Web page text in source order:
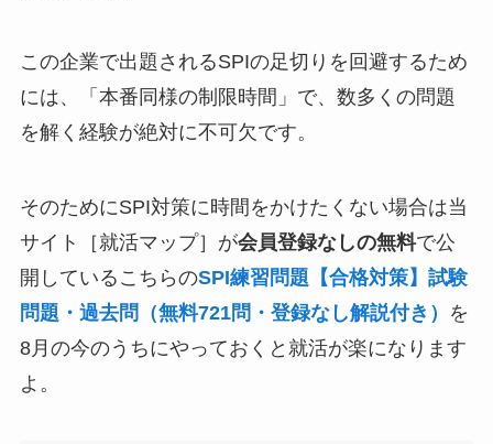
この企業で出題されるSPIの足切りを回避するため
には、「本番同様の制限時間」で、数多くの問題
を解く経験が絶対に不可欠です。
そのためにSPI対策に時間をかけたくない場合は当
サイト［就活マップ］が会員登録なしの無料で公
開しているこちらのSPI練習問題【合格対策】試験
問題・過去問（無料721問・登録なし解説付き）
を
8月の今のうちにやっておくと就活が楽になります
よ。